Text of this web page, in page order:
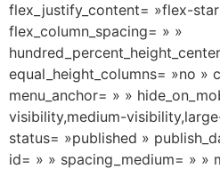
flex_justify_content= »flex-
flex_column_spacing= » »
equal_height_columns= »no »
menu_anchor= » »
visibility,medium-
status= »published »
id= » » spacing_medium= » »